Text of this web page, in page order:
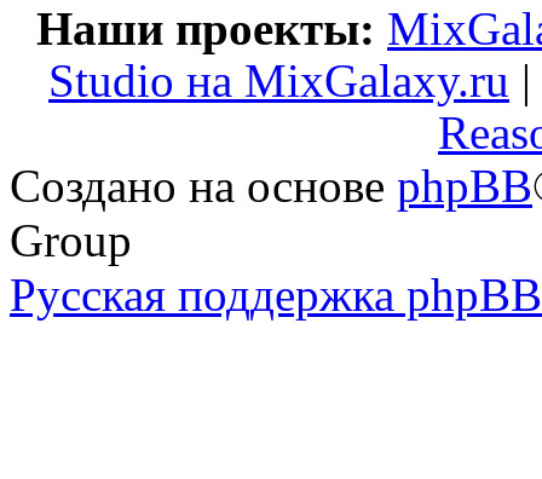
Наши проекты:
Studio на MixGalaxy.ru |
Создано на основе phpBB
Group
Русская поддержка phpBB